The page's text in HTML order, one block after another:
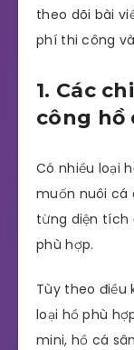
theo dõi bài
phí thi công
1. Các
công hồ
Có nhiều loại
muốn nuôi cá
từng diện tích
phù hợp.
Tùy theo điều
loại hồ phù
mini, hồ cá